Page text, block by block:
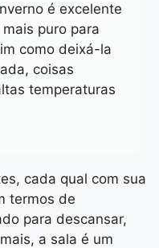
é excelente
puro para
como deixá-la
coisas
temperaturas
cada qual com sua
termos de
para descansar,
a sala é um